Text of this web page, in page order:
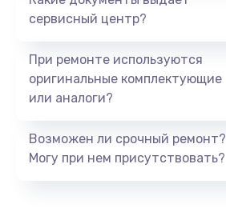
сервисный центр?
При ремонте используются
оригинальные комплектующие
или аналоги?
Возможен ли срочный ремонт?
Могу при нем присутствовать?